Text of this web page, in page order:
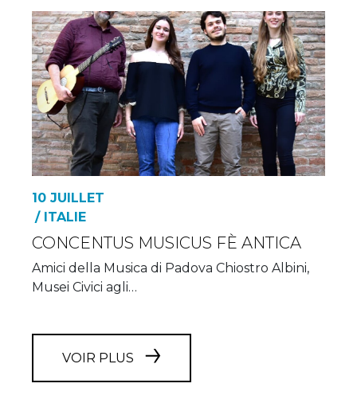
10 JUILLET
/ ITALIE
CONCENTUS MUSICUS FÈ ANTICA
Amici della Musica di Padova Chiostro Albini,
Musei Civici agli…
VOIR PLUS